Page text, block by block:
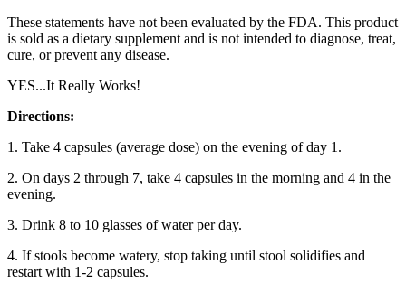
These statements have not been evaluated by the FDA. This product
is sold as a dietary supplement and is not intended to diagnose, treat,
cure, or prevent any disease.
YES...It Really Works!
Directions:
1. Take 4 capsules (average dose) on the evening of day 1.
2. On days 2 through 7, take 4 capsules in the morning and 4 in the
evening.
3. Drink 8 to 10 glasses of water per day.
4. If stools become watery, stop taking until stool solidifies and
restart with 1-2 capsules.